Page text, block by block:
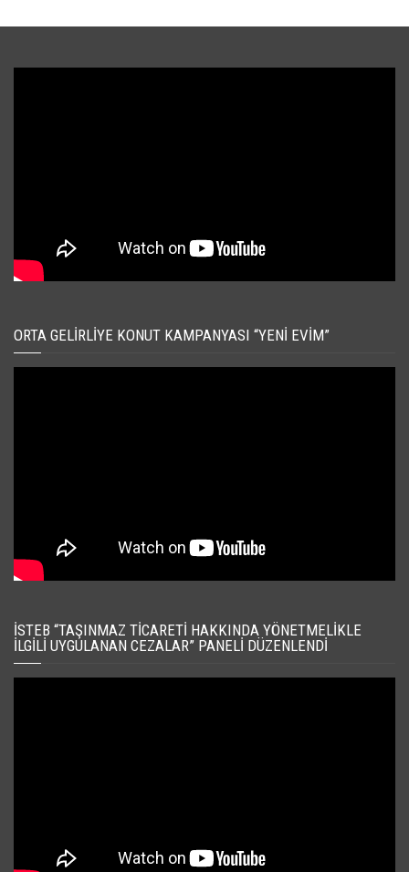
ORTA GELIRLIYE KONUT KAMPANYASI “YENI EVIM”
İSTEB “TAŞINMAZ TICARETI HAKKINDA YÖNETMELIKLE
İLGILI UYGULANAN CEZALAR” PANELI DÜZENLENDI